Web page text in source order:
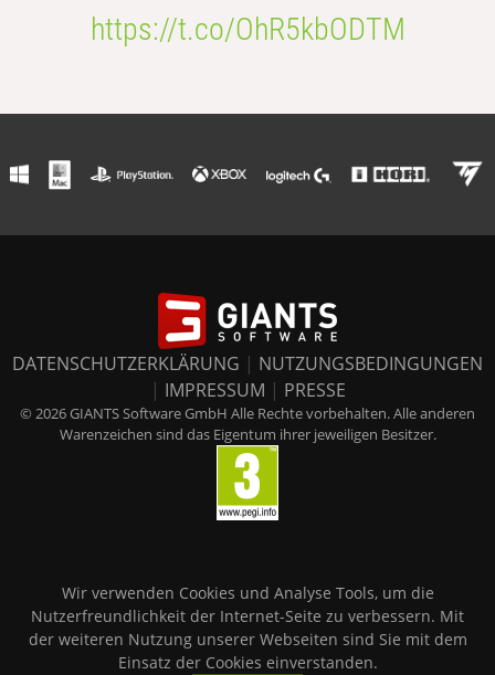
https://t.co/OhR5kbODTM
DATENSCHUTZERKLÄRUNG | NUTZUNGSBEDINGUNGEN
| IMPRESSUM | PRESSE
© 2026 GIANTS Software GmbH Alle Rechte vorbehalten. Alle anderen
Warenzeichen sind das Eigentum ihrer jeweiligen Besitzer.
Wir verwenden Cookies und Analyse Tools, um die
Nutzerfreundlichkeit der Internet-Seite zu verbessern. Mit
der weiteren Nutzung unserer Webseiten sind Sie mit dem
Einsatz der Cookies einverstanden.